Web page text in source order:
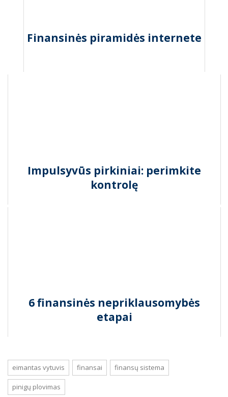
Finansinės piramidės internete
Impulsyvūs pirkiniai: perimkite
kontrolę
6 finansinės nepriklausomybės
etapai
eimantas vytuvis finansai finansų sistema
pinigų plovimas